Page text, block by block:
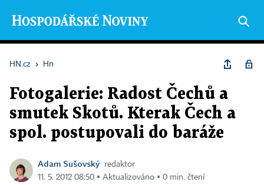
HN.cz › Hn
Fotogalerie: Radost Čechů a
smutek Skotů. Kterak Čech a
spol. postupovali do baráže
Adam Sušovský
redaktor
11. 5. 2012 08:50 ▪ Aktualizováno ▪ 0 min. čtení